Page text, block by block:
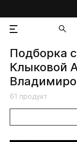
Подборка
Клыковой
61 продукт